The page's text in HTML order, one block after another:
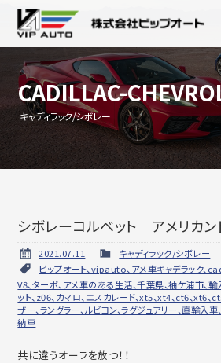
CADILLAC-
キャディラック/シボレー
シボレーコルベット アメリカン
2021.07.11
キャディラック/シボレー
ビップオート、vipauto、アメ車キャデラック、
V8、ターボ、アメ車のある生活、千葉県、袖ケ浦市、
ット、z06、カマロ、エスカレード、xt5、xt4、ct6、xt6、
ザー、ラングラー、ルビコン、ラグジュアリー、直輸入
納車
共に違うオーラを放つ！！